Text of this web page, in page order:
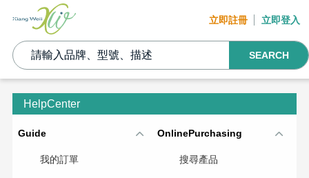
立即註冊 立即登入
SEARCH
HelpCenter
Guide
我的訂單
OnlinePurchasing
搜尋產品